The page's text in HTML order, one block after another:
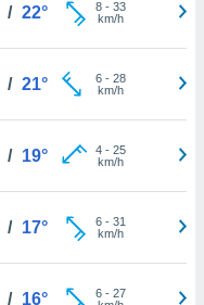
/ 22° 8- 33
km/h
/ 21° 6- 28
km/h
/ 19° 4- 25
km/h
/ 17° 6- 31
km/h
/ 16° 6- 27